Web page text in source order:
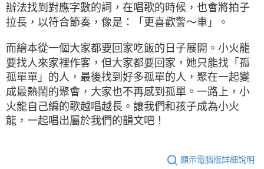
辦法找到對應字數的詞，在唱歌的時候，也會將拍子
拉長，以符合節奏，像是：「更喜歡警～車」。
而繪本從一個大家都要回家吃飯的日子展開。小火龍
要找人來家裡作客，但大家都要回家，她只能找「孤
孤單單」的人，最後找到好多孤單的人，聚在一起變
成最熱鬧的聚會，大家也不再感到孤單。一路上，小
火龍自己編的歌越唱越長。讓我們和孩子成為小火
龍，一起唱出屬於我們的韻文吧！
顯示電腦版詳細說明